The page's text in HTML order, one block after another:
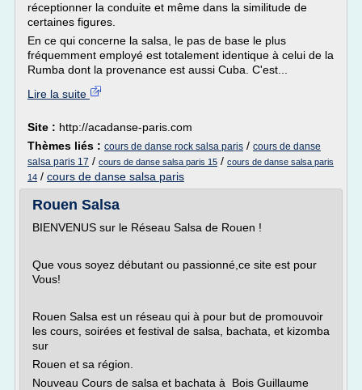
réceptionner la conduite et même dans la similitude de
certaines figures.
En ce qui concerne la salsa, le pas de base le plus
fréquemment employé est totalement identique à celui de la
Rumba dont la provenance est aussi Cuba. C'est...
Lire la suite
Site : http://acadanse-paris.com
Thèmes liés : cours de danse rock salsa paris / cours de danse
salsa paris 17 / cours de danse salsa paris 15 / cours de danse salsa paris
14 / cours de danse salsa paris
Rouen Salsa
BIENVENUS sur le Réseau Salsa de Rouen !
Que vous soyez débutant ou passionné,ce site est pour
Vous!
Rouen Salsa est un réseau qui à pour but de promouvoir
les cours, soirées et festival de salsa, bachata, et kizomba
sur
Rouen et sa région.
Nouveau Cours de salsa et bachata à Bois Guillaume